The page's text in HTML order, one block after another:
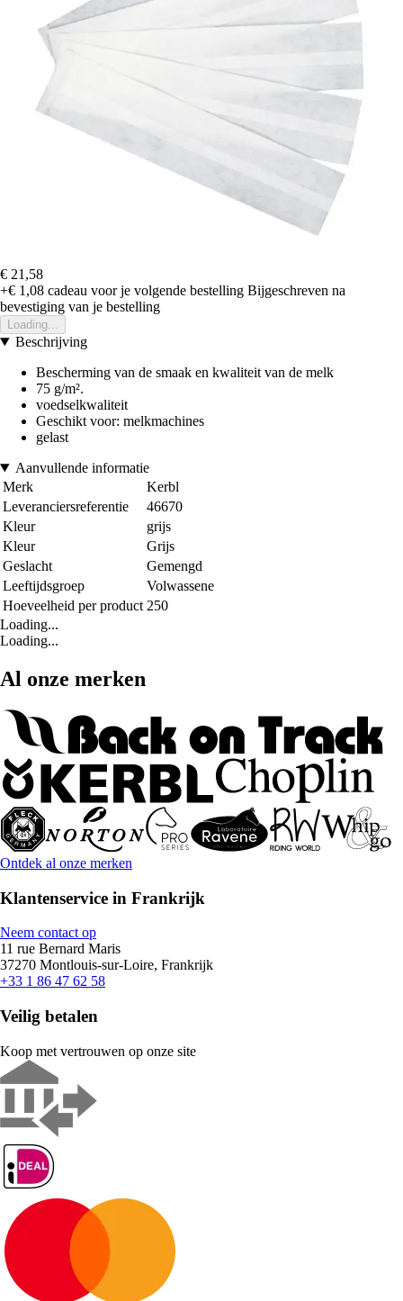
€ 21,58
+€ 1,08 cadeau voor je volgende bestelling Bijgeschreven na
bevestiging van je bestelling
Loading...
Beschrijving
Bescherming van de smaak en kwaliteit van de melk
75 g/m².
voedselkwaliteit
Geschikt voor: melkmachines
gelast
Aanvullende informatie
Merk
Kerbl
Leveranciersreferentie
46670
Kleur
grijs
Kleur
Grijs
Geslacht
Gemengd
Leeftijdsgroep
Volwassene
Hoeveelheid per product 250
Loading...
Loading...
Al onze merken
Ontdek al onze merken
Klantenservice in Frankrijk
Neem contact op
11 rue Bernard Maris
37270 Montlouis-sur-Loire, Frankrijk
+33 1 86 47 62 58
Veilig betalen
Koop met vertrouwen op onze site